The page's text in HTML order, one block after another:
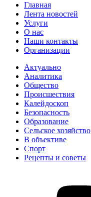
Главная
Лента новостей
Услуги
О нас
Наши контакты
Организации
Актуально
Аналитика
Общество
Происшествия
Калейдоскоп
Безопасность
Образование
Сельское хозяйство
В объективе
Спорт
Рецепты и советы